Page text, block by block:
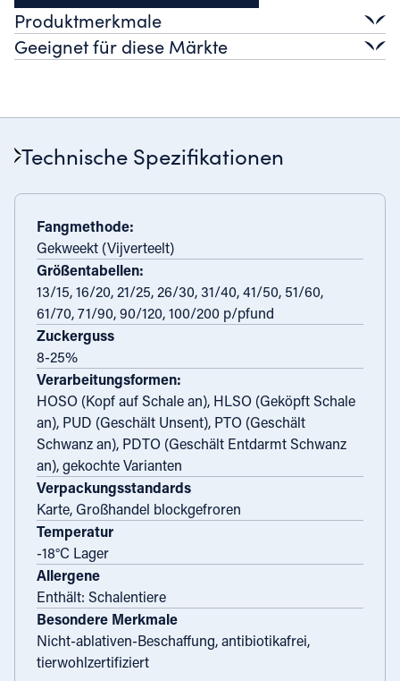
Produktmerkmale
Geschmacksprofil
Aussehen
Transparente weiße bis graue, konsistente Sortierung
Geeignet für diese Märkte
Versalien Premium Tiefkühlkost Fertig zum Kochen
Gastronomie
Gehobene Küche
Industrie
Weitere Verarbeitung
Technische Spezifikationen
Fangmethode:
Gekweekt (Vijverteelt)
Größentabellen:
13/15, 16/20, 21/25, 26/30, 31/40, 41/50, 51/60,
61/70, 71/90, 90/120, 100/200 p/pfund
Zuckerguss
8-25%
Verarbeitungsformen:
HOSO (Kopf auf Schale an), HLSO (Geköpft Schale
an), PUD (Geschält Unsent), PTO (Geschält
Schwanz an), PDTO (Geschält Entdarmt Schwanz
an), gekochte Varianten
Verpackungsstandards
Karte, Großhandel blockgefroren
Temperatur
-18°C Lager
Allergene
Enthält: Schalentiere
Besondere Merkmale
Nicht-ablativen-Beschaffung, antibiotikafrei,
tierwohlzertifiziert